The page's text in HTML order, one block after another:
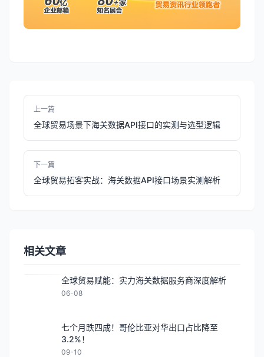
上一篇
全球贸易场景下海关数据API接口的实测与选型逻辑
下一篇
全球贸易拓客实战：海关数据API接口场景实测解析
相关文章
全球贸易赋能：实力海关数据服务商深度解析
06-08
七个月跌四成！哥伦比亚对华出口占比降至
3.2%！
09-10